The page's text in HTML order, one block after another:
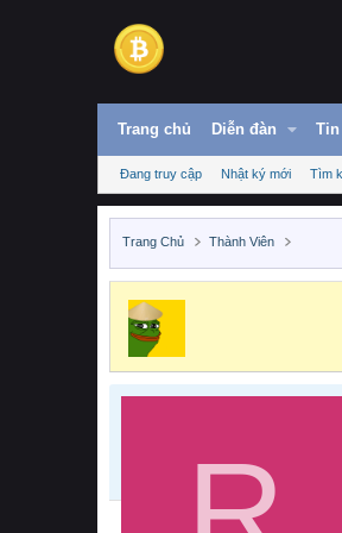
Trang chủ Diễn đàn
Đang truy cập Nhật ký mới Tìm
Trang Chủ Thành Viên